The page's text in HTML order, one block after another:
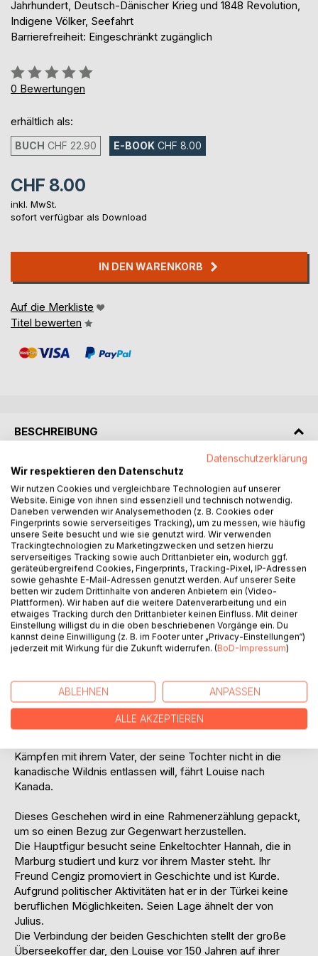
Jahrhundert, Deutsch-Dänischer Krieg und 1848 Revolution,
Indigene Völker, Seefahrt
Barrierefreiheit: Eingeschränkt zugänglich
Bewertung::
0%
0 Bewertungen
erhältlich als:
BUCH CHF 22.90 E-BOOK CHF 8.00
CHF 8.00
inkl. MwSt.
sofort verfügbar als Download
IN DEN WARENKORB
Auf die Merkliste
Titel bewerten
BESCHREIBUNG
Der Roman beginnt um 1850 nach der Niederschlagung der
Schleswigschen Erhebung durch Dänemark.
Als Julius 17 Jahre alt ist, entschließt er sich,
auszuwandern, da er im schleswigschem Hadersleben
keine Möglichkeit sieht, sich beruflich zu entwickeln. Die
achtjährige Louise verlässt mit ihrer Familie ebenfalls
Hadersleben, nachdem ihr Vater als Amtmann von den
Dänen entlassen wurde, nach Lübeck.
Über Südafrika landet Julius schließlich in Australien und
schürft nach Gold. Nach zehn Jahren kehrt er enttäuscht
nach Deutschland zurück. Er lernt Louise kennen und beide
verlieben sich ineinander.
Doch Julius wirtschaftliche Lage erlaubt es ihm nicht eine
sein Bruder als Kaufmann tätig ist. Doch auch dort hält es
ihn nicht und er zieht weiter. In Kanada schließlich kauft er
Land und baut unter Rückschlägen eine kleine Farm auf.
Louise führt inzwischen den Haushalt ihrer Großmutter in
Kämpfen mit ihrem Vater, der seine Tochter nicht in die
kanadische Wildnis entlassen will, fährt Louise nach
Kanada.
Dieses Geschehen wird in eine Rahmenerzählung gepackt,
um so einen Bezug zur Gegenwart herzustellen.
Die Hauptfigur besucht seine Enkeltochter Hannah, die in
Marburg studiert und kurz vor ihrem Master steht. Ihr
Freund Cengiz promoviert in Geschichte und ist Kurde.
Aufgrund politischer Aktivitäten hat er in der Türkei keine
beruflichen Möglichkeiten. Seien Lage ähnelt der von
Julius.
Die Verbindung der beiden Geschichten stellt der große
Überseekoffer dar, den Louise vor 150 Jahren auf ihrer
Datenschutzerklärung
Wir respektieren den Datenschutz
Wir nutzen Cookies und vergleichbare Technologien auf unserer
Website. Einige von ihnen sind essenziell und technisch notwendig.
Daneben verwenden wir Analysemethoden (z. B. Cookies oder
Fingerprints sowie serverseitiges Tracking), um zu messen, wie häufig
unsere Seite besucht und wie sie genutzt wird. Wir verwenden
Trackingtechnologien zu Marketingzwecken und setzen hierzu
serverseitiges Tracking sowie auch Drittanbieter ein, wodurch ggf.
geräteübergreifend Cookies, Fingerprints, Tracking-Pixel, IP-Adressen
sowie gehashte E-Mail-Adressen genutzt werden. Auf unserer Seite
betten wir zudem Drittinhalte von anderen Anbietern ein (Video-
Plattformen). Wir haben auf die weitere Datenverarbeitung und ein
etwaiges Tracking durch den Drittanbieter keinen Einfluss. Mit deiner
Einstellung willigst du in die oben beschriebenen Vorgänge ein. Du
kannst deine Einwilligung (z. B. im Footer unter „Privacy-Einstellungen“)
jederzeit mit Wirkung für die Zukunft widerrufen. (BoD-Impressum)
ABLEHNEN ANPASSEN
ALLE AKZEPTIEREN